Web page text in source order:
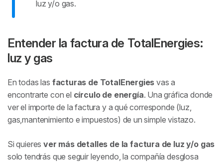
luz y/o gas.
Entender la factura de TotalEnergies:
luz y gas
En todas las facturas de TotalEnergies vas a
encontrarte con el círculo de energía. Una gráfica donde
ver el importe de la factura y a qué corresponde (luz,
gas,mantenimiento e impuestos) de un simple vistazo.
Si quieresver más detalles de la factura de luz y/o gas
solo tendrás que seguir leyendo, la compañía desglosa